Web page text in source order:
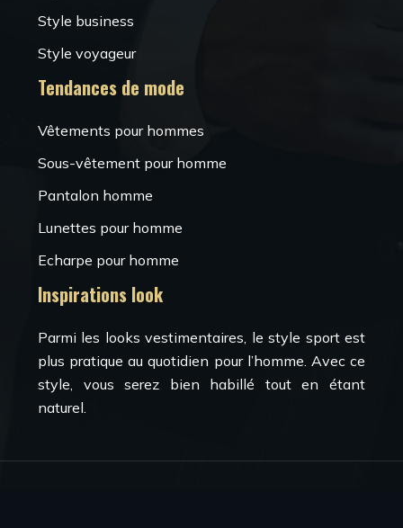
Style business
Style voyageur
Tendances de mode
Vêtements pour hommes
Sous-vêtement pour homme
Pantalon homme
Lunettes pour homme
Echarpe pour homme
Inspirations look
Parmi les looks vestimentaires, le style sport est
plus pratique au quotidien pour l’homme. Avec ce
style, vous serez bien habillé tout en étant
naturel.